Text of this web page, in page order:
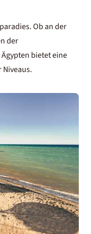
Ob an der
der
bietet eine